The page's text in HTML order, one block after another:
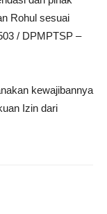
Rohul sesuai
/ DPMPTSP –
kewajibannya
Izin dari